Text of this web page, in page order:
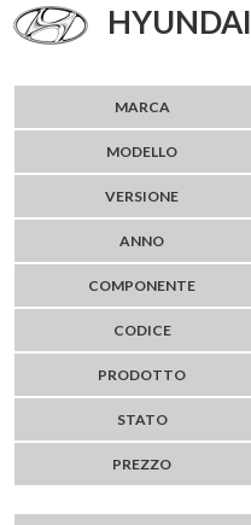
HYUNDAI
MARCA
MODELLO
VERSIONE
ANNO
COMPONENTE
CODICE
PRODOTTO
STATO
PREZZO